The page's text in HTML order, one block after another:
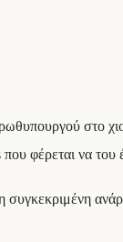
στο
φέρεται να του